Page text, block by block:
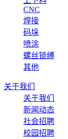
CNC
焊接
码垛
喷涂
螺丝锁缚
其他
关于我们
关于我们
新闻动态
社会招聘
校园招聘